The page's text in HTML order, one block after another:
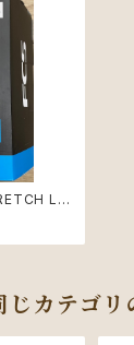
LO
じカテゴリ